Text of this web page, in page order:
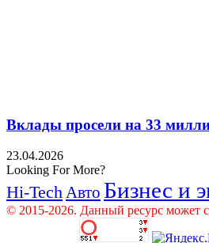
Вклады просели на 33
23.04.2026
Looking For More?
Hi-Tech Авто Бизнес и
© 2015-2026. Данный ресурс может